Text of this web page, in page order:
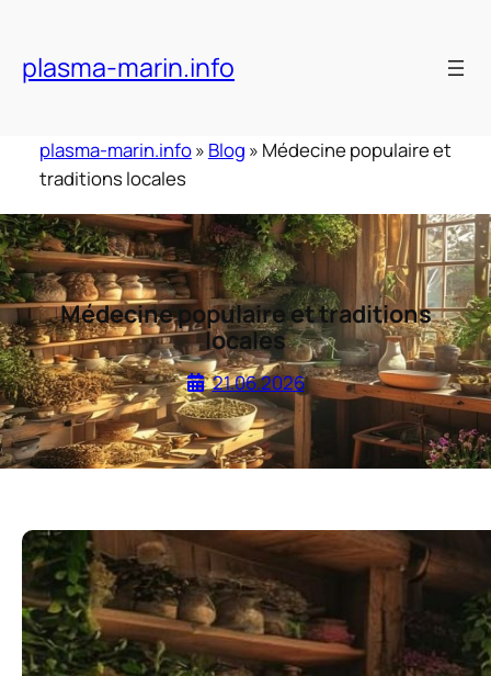
content
plasma-marin.info
plasma-marin.info» Blog » Médecine populaire et
traditions locales
Médecine populaire et traditions
locales
21.06.2026